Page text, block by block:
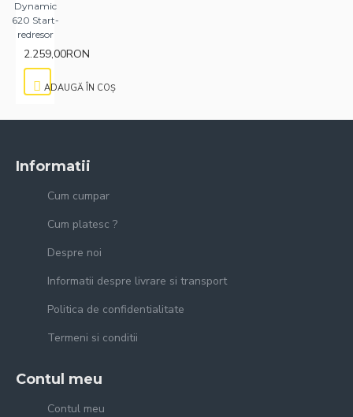
Dynamic
620 Start-
redresor
2.259,00RON
ADAUGĂ ÎN COŞ
Informatii
Cum cumpar
Cum platesc ?
Despre noi
Informatii despre livrare si transport
Politica de confidentialitate
Termeni si conditii
Contul meu
Contul meu